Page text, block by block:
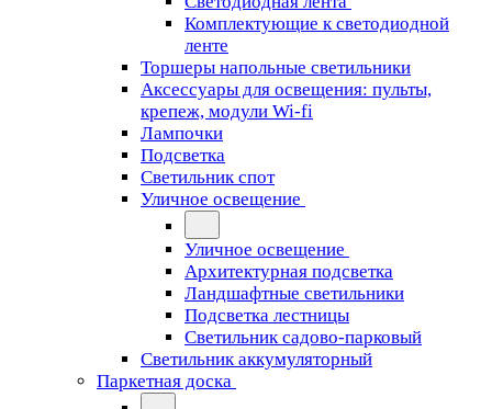
Комплектующие к светодиодной
ленте
Торшеры напольные светильники
Аксессуары для освещения: пульты,
крепеж, модули Wi-fi
Лампочки
Подсветка
Светильник спот
Уличное освещение
Уличное освещение
Архитектурная подсветка
Ландшафтные светильники
Подсветка лестницы
Светильник садово-парковый
Светильник аккумуляторный
Паркетная доска